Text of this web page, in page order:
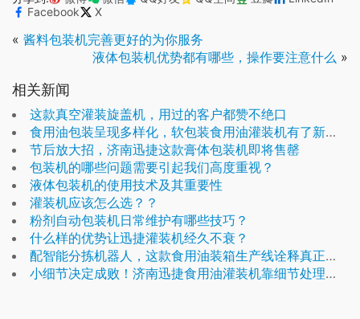
Facebook
X
« 酱料包装机完善更好的为你服务
液体包装机优势都有哪些，操作要注意什么 »
相关新闻
这款真空灌装旋盖机，用过的客户都赞不绝口
食用油包装呈现多样化，软包装食用油灌装机有了新商机
节后放大招，济南迅捷这款膏体包装机即将售罄
包装机的哪些问题需要引起我们高度重视？
液体包装机的使用技术及其重要性
灌装机应该怎么选？？
粉剂自动包装机日常维护有哪些技巧？
什么样的优势让迅捷灌装机经久不衰？
配智能分拣机器人，这款食用油装箱生产线诠释真正的省时高效
小细节决定成败！济南迅捷食用油灌装机靠细节处理赢得客户